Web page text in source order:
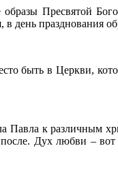
Пресвятой
день празднования
быть в Церкви,
Павла к различным
после. Дух любви –